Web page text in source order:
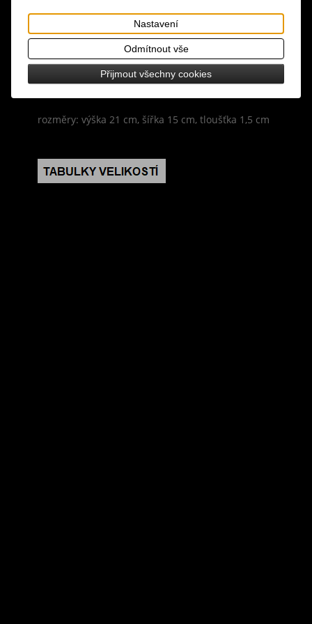
design: ukládejte si kouzla, rituály a zaříkávání do
tohoto zápisníku ve formátu A5 s luxusním
sametovým černým obalem s mystickým
pentagramem, obsahuje 100 listů / 200
linkovaných stran
rozměry: výška 21 cm, šířka 15 cm, tloušťka 1,5 cm
Nastavení
Odmítnout vše
Přijmout všechny cookies